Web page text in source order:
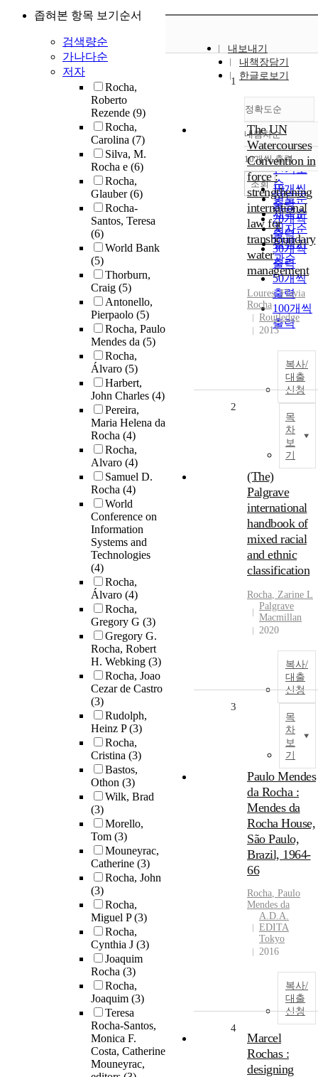
좁혀본 항목 보기순서
검색량순
가나다순
저자
Rocha,
Roberto
Rezende (9)
Rocha,
Carolina (7)
Silva, M.
Rocha e (6)
Rocha,
Glauber(6)
Rocha-
Santos, Teresa
(6)
World Bank
(5)
Thorburn,
Craig (5)
Antonello,
Pierpaolo (5)
Rocha, Paulo
Mendes da (5)
Rocha,
Álvaro (5)
Harbert,
John Charles (4)
Pereira,
Maria Helena da
Rocha (4)
Rocha,
Alvaro (4)
Samuel D.
Rocha (4)
World
Conference on
Information
Systems and
Technologies
(4)
Rocha,
Álvaro (4)
Rocha,
Gregory G (3)
Gregory G.
Rocha, Robert
H. Webking (3)
Rocha, Joao
Cezar de Castro
(3)
Rudolph,
Heinz P(3)
Rocha,
Cristina (3)
Bastos,
Othon (3)
Wilk, Brad
(3)
Morello,
Tom (3)
Mouneyrac,
Catherine (3)
Rocha, John
(3)
Rocha,
Miguel P(3)
Rocha,
Cynthia J (3)
Joaquim
Rocha (3)
Rocha,
Joaquim (3)
Teresa
Rocha-Santos,
Monica F.
Costa, Catherine
Mouneyrac,
내보내기
내책장담기
한글로보기
정확도순
정확도
순
인기도
순
연도순
제목순
저자순
발행기
관순
내림차순
내림차순
10개씩 출력
10개씩
출력
20개씩
출력
30개씩
출력
50개씩
출력
100개씩
출력
조회
1
The UN
Watercourses
Convention in
force :
strengthening
international
law for
transboundary
water
management
Loures, Flavia
Rocha
Routledge
2013
복사/
대출
신청
목
차
보
기
2
(The)
Palgrave
international
handbook of
mixed racial
and ethnic
classification
Rocha, Zarine L
Palgrave
Macmillan
2020
복사/
대출
신청
목
차
보
기
3
Paulo Mendes
da Rocha :
Mendes da
Rocha House,
São Paulo,
Brazil, 1964-
66
Rocha, Paulo
Mendes da
A.D.A.
EDITA
Tokyo
2016
복사/
대출
신청
4
Marcel
Rochas :
designing